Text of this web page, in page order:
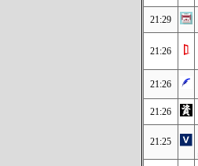
21:29
21:26
21:26
21:26
21:25